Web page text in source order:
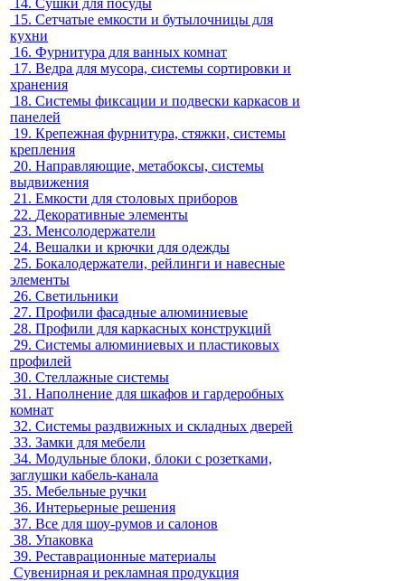
14. Сушки для посуды
15. Сетчатые емкости и бутылочницы для
кухни
16. Фурнитура для ванных комнат
17. Ведра для мусора, системы сортировки и
хранения
18. Системы фиксации и подвески каркасов и
панелей
19. Крепежная фурнитура, стяжки, системы
крепления
20. Направляющие, метабоксы, системы
выдвижения
21. Емкости для столовых приборов
22. Декоративные элементы
23. Менсолодержатели
24. Вешалки и крючки для одежды
25. Бокалодержатели, рейлинги и навесные
элементы
26. Светильники
27. Профили фасадные алюминиевые
28. Профили для каркасных конструкций
29. Системы алюминиевых и пластиковых
профилей
30. Стеллажные системы
31. Наполнение для шкафов и гардеробных
комнат
32. Системы раздвижных и складных дверей
33. Замки для мебели
34. Модульные блоки, блоки с розетками,
заглушки кабель-канала
35. Мебельные ручки
36. Интерьерные решения
37. Все для шоу-румов и салонов
38. Упаковка
39. Реставрационные материалы
Сувенирная и рекламная продукция